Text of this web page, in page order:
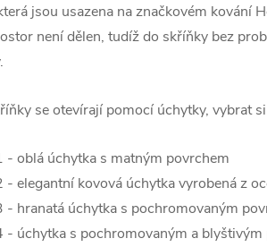
jsou usazena na značkovém kování
není dělen, tudíž do skříňky bez
se otevírají pomocí úchytky, vybrat
- oblá úchytka s matným povrchem
- elegantní kovová úchytka vyrobená z
- hranatá úchytka s pochromovaným
- úchytka s pochromovaným a blyštivým